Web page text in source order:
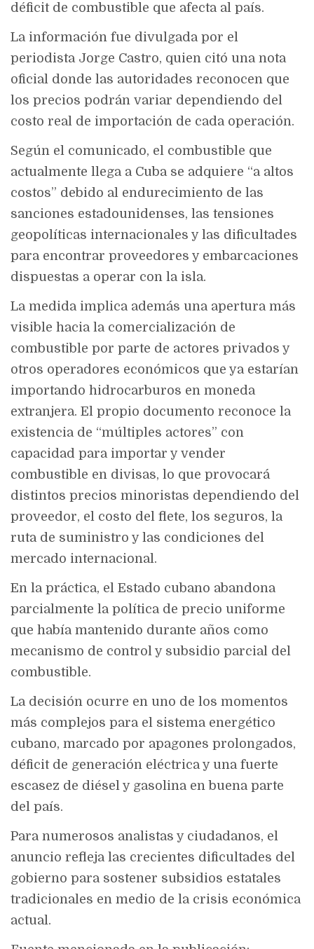
déficit de combustible que afecta al país.
La información fue divulgada por el
periodista Jorge Castro, quien citó una nota
oficial donde las autoridades reconocen que
los precios podrán variar dependiendo del
costo real de importación de cada operación.
Según el comunicado, el combustible que
actualmente llega a Cuba se adquiere “a altos
costos” debido al endurecimiento de las
sanciones estadounidenses, las tensiones
geopolíticas internacionales y las dificultades
para encontrar proveedores y embarcaciones
dispuestas a operar con la isla.
La medida implica además una apertura más
visible hacia la comercialización de
combustible por parte de actores privados y
otros operadores económicos que ya estarían
importando hidrocarburos en moneda
extranjera. El propio documento reconoce la
existencia de “múltiples actores” con
capacidad para importar y vender
combustible en divisas, lo que provocará
distintos precios minoristas dependiendo del
proveedor, el costo del flete, los seguros, la
ruta de suministro y las condiciones del
mercado internacional.
En la práctica, el Estado cubano abandona
parcialmente la política de precio uniforme
que había mantenido durante años como
mecanismo de control y subsidio parcial del
combustible.
La decisión ocurre en uno de los momentos
más complejos para el sistema energético
cubano, marcado por apagones prolongados,
déficit de generación eléctrica y una fuerte
escasez de diésel y gasolina en buena parte
del país.
Para numerosos analistas y ciudadanos, el
anuncio refleja las crecientes dificultades del
gobierno para sostener subsidios estatales
tradicionales en medio de la crisis económica
actual.